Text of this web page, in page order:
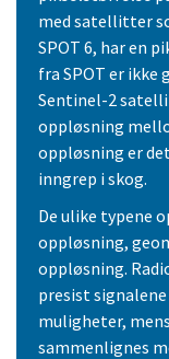
med satellitter
SPOT 6, har en
fra SPOT er
Sentinel-2
oppløsning
oppløsning er
inngrep i skog.
De ulike typene
oppløsning,
oppløsning.
presist
muligheter,
sammenlignes